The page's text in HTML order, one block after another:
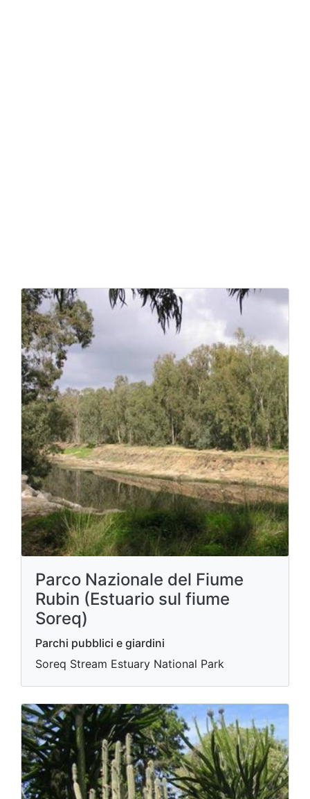
Parco Nazionale del Fiume
Rubin (Estuario sul fiume
Soreq)
Parchi pubblici e giardini
Soreq Stream Estuary National Park